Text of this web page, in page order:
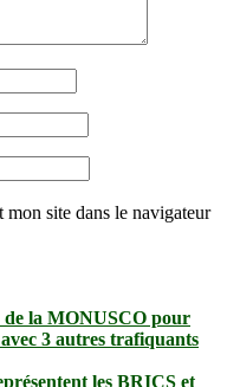
site dans le navigateur
la MONUSCO pour
3 autres trafiquants
les BRICS et